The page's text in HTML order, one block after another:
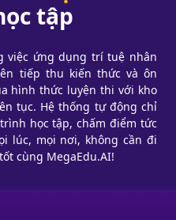
tập
việc ứng dụng trí tuệ nhân
tiếp thu kiến thức và ôn
hình thức luyện thi với kho
tục. Hệ thống tự động chỉ
học tập, chấm điểm tức
lúc, mọi nơi, không cần đi
cùng MegaEdu.AI!